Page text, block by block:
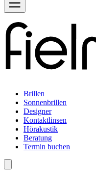
Brillen
Sonnenbrillen
Designer
Kontaktlinsen
Hörakustik
Beratung
Termin buchen